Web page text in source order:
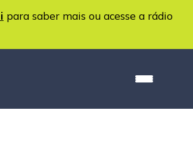
para saber mais ou acesse a rádio